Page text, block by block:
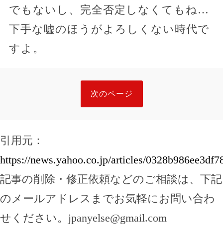
でもないし、完全否定しなくてもね…
下手な嘘のほうがよろしくない時代で
すよ。
次のページ
引用元：
https://news.yahoo.co.jp/articles/
記事の削除・修正依頼などのご相談は、下記
のメールアドレスまでお気軽にお問い合わ
せください。 jpanyelse@gmail.com